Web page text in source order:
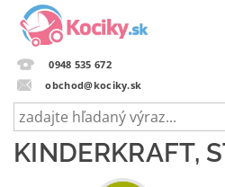
0948 535 672
obchod@kociky.sk
KINDERKRAFT,